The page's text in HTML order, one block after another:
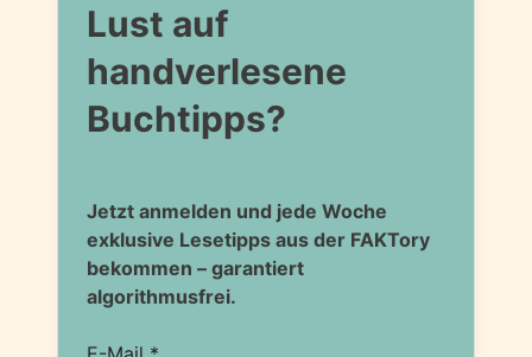
Lust auf
handverlesene
Buchtipps?